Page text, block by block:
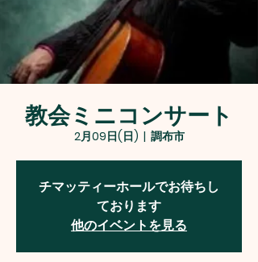
教会ミニコンサート
2月09日(日)
  |
調布市
チマッティーホールでお待ちし
ております
他のイベントを見る